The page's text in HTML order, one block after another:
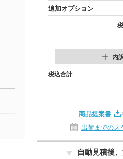
追加オプション
内
税込合計
商品提案書
出荷までのス
自動見積後